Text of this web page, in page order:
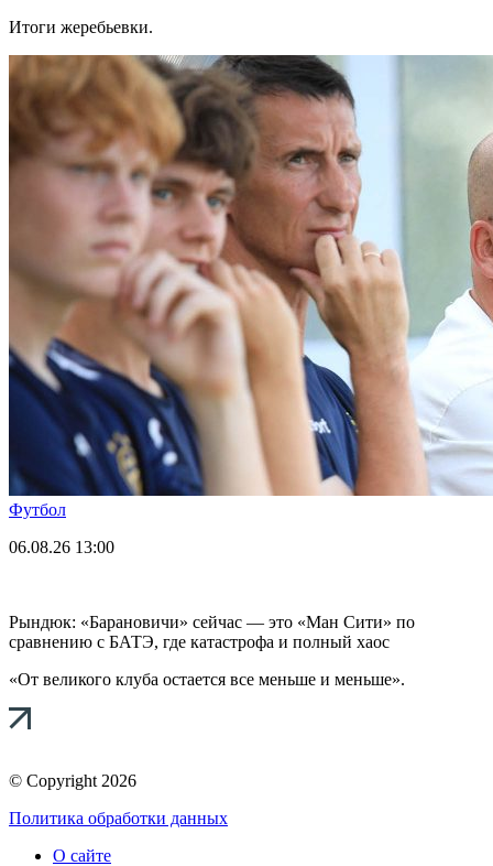
Итоги жеребьевки.
Футбол
06.08.26 13:00
Рындюк: «Барановичи» сейчас — это «Ман Сити» по
сравнению с БАТЭ, где катастрофа и полный хаос
«От великого клуба остается все меньше и меньше».
© Copyright 2026
Политика обработки данных
О сайте